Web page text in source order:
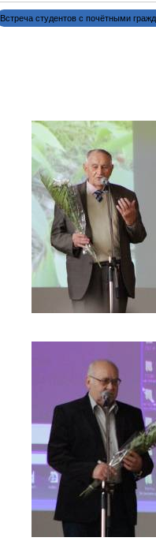
Встреча студентов с почётными